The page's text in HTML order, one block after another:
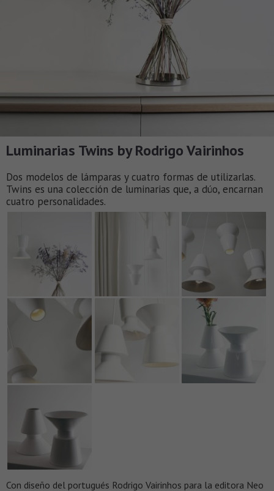
Luminarias Twins by Rodrigo Vairinhos
Dos modelos de lámparas y cuatro formas de utilizarlas.
Twins es una colección de luminarias que, a dúo, encarnan
cuatro personalidades.
Con diseño del portugués Rodrigo Vairinhos para la editora Neo